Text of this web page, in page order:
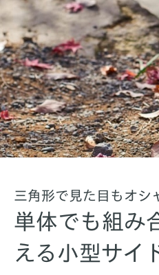
三角形で見た目もオシ
単体でも組み
える小型サイ